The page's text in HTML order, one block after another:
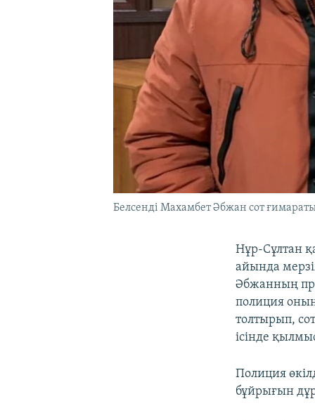
Белсенді Махамбет Әбжан сот
Нұр-Сұлтан
айында
Әбжанның
полиция оның
толтырып,
ісінде
Полиция
бұйрығын